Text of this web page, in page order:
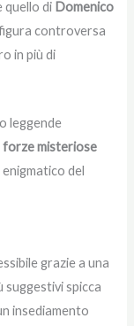
quello di Domenico
figura controversa
in più di
leggende
forze misteriose
del
grazie a una
spicca
insediamento